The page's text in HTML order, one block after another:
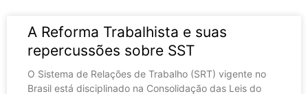
A Reforma Trabalhista e suas
repercussões sobre SST
O Sistema de Relações de Trabalho (SRT) vigente no
Brasil está disciplinado na Consolidação das Leis do